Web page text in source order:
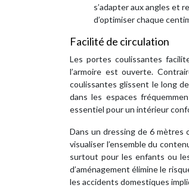
s’adapter aux angles et
d’optimiser chaque
Facilité de circulation
Les portes coulissantes
l’armoire est ouverte.
coulissantes glissent le long
dans les espaces
essentiel pour un intérieur
Dans un dressing de 6 mètres
visualiser l’ensemble du
surtout pour les enfants ou
d’aménagement élimine le
les accidents domestiques